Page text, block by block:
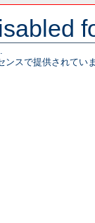
ンスで提供されてい